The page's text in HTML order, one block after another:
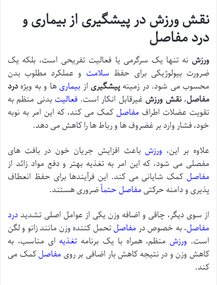
نقش ورزش در پیشگیری از بیماری و
درد مفاصل
ورزش نه تنها یک سرگرمی یا فعالیت تفریحی است، بلکه یک
ضرورت بیولوژیکی برای حفظ سلامت و عملکرد مطلوب بدن
محسوب می شود. در زمینهپیشگیری از بیماری ها و به ویژه درد
مفاصل،نقش ورزش غیرقابل انکار است. فعالیتبدنی منظم به
تقویت عضلات اطراف مفاصل کمک می کند، که این امر به نوبه
خود، فشار وارد بر غضروف ها و رباط ها را کاهش می دهد.
علاوه بر این، ورزش باعث افزایش جریان خون در بافت های
مفصلی می شود، که این امر به تغذیه بهتر و دفع مواد زائد از
مفاصل کمک شایانی می کند. این فرآیندها برای حفظ انعطاف
پذیری و دامنه حرکتیمفاصل حتماًضروری هستند.
از سوی دیگر، چاقی و اضافه وزن یکی از عوامل اصلی تشدید درد
مفاصل، به خصوص در مفاصلتحمل کننده وزن مانند زانو و لگن
است. ورزش منظم، همراه با یک برنامه تغذیهای مناسب، به
کاهش وزن و در نتیجه کاهش بار اضافی بر روی مفاصلکمک می
کند.